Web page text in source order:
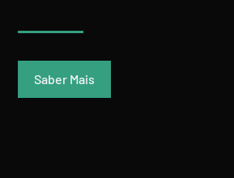
Saber Mais